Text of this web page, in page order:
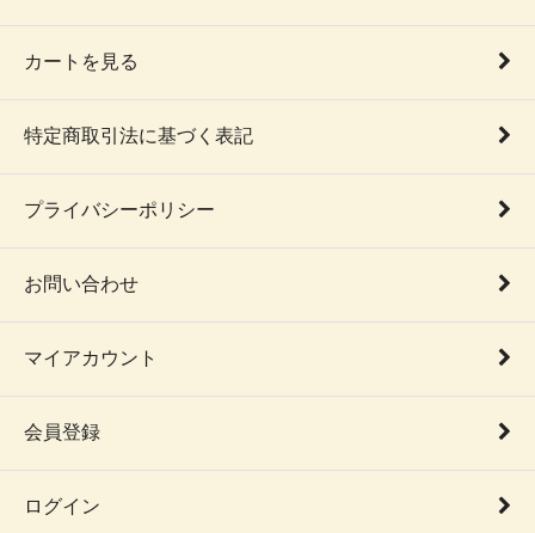
カートを見る
特定商取引法に基づく表記
プライバシーポリシー
お問い合わせ
マイアカウント
会員登録
ログイン